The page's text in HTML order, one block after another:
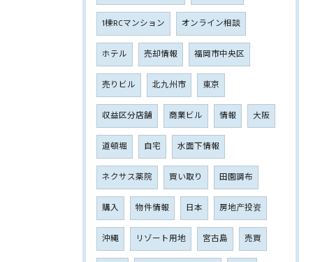
1棟RCマンション オンライン相談
ホテル 売却情報 福岡市中央区
売りビル 北九州市 東京
収益区分店舗 商業ビル 情報 大阪
道頓堀 自宅 水面下情報
ネクサス薬院 買い取り 田園調布
購入 物件情報 日本 房地产投资
沖縄 リゾート用地 宮古島 売買